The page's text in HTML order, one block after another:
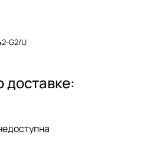
G2/U